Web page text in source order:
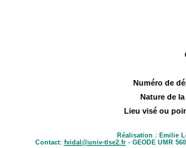
Numéro de
Nature de
Lieu visé ou
Réalisation : Emilie
Contact: fvidal@univ-tlse2.fr- GEODE UMR